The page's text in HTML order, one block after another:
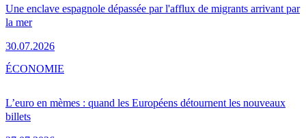
Une enclave espagnole dépassée par l'afflux de migrants arrivant par
la mer
30.07.2026
L’euro en mèmes : quand les Européens détournent les nouveaux
billets
ÉCONOMIE